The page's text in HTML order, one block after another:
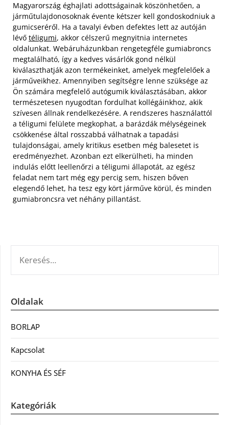
Magyarország éghajlati adottságainak köszönhetően, a
járműtulajdonosoknak évente kétszer kell gondoskodniuk a
gumicseréről. Ha a tavalyi évben defektes lett az autóján
lévő téligumi, akkor célszerű megnyitnia internetes
oldalunkat. Webáruházunkban rengetegféle gumiabroncs
megtalálható, így a kedves vásárlók gond nélkül
kiválaszthatják azon termékeinket, amelyek megfelelőek a
járműveikhez. Amennyiben segítségre lenne szüksége az
Ön számára megfelelő autógumik kiválasztásában, akkor
természetesen nyugodtan fordulhat kollégáinkhoz, akik
szívesen állnak rendelkezésére. A rendszeres használattól
a téligumi felülete megkophat, a barázdák mélységeinek
csökkenése által rosszabbá válhatnak a tapadási
tulajdonságai, amely kritikus esetben még balesetet is
eredményezhet. Azonban ezt elkerülheti, ha minden
indulás előtt leellenőrzi a téligumi állapotát, az egész
feladat nem tart még egy percig sem, hiszen bőven
elegendő lehet, ha tesz egy kört járműve körül, és minden
gumiabroncsra vet néhány pillantást.
Oldalak
BORLAP
Kapcsolat
KONYHA ÉS SÉF
Kategóriák